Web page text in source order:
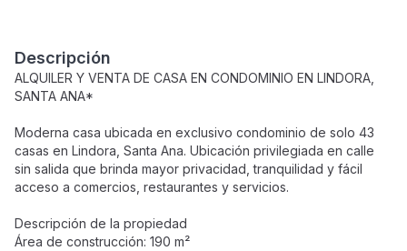
Descripción
ALQUILER Y VENTA DE CASA EN CONDOMINIO EN LINDORA,
SANTA ANA*
Moderna casa ubicada en exclusivo condominio de solo 43
casas en Lindora, Santa Ana. Ubicación privilegiada en calle
sin salida que brinda mayor privacidad, tranquilidad y fácil
acceso a comercios, restaurantes y servicios.
Descripción de la propiedad
Área de construcción: 190 m²